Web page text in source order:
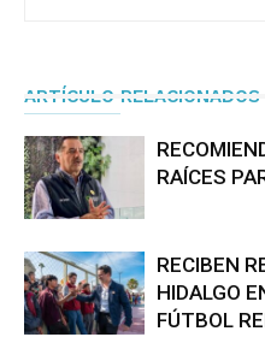
ARTÍCULO RELACIONADOS
RAÍCES
RECIBEN
HIDALGO
FÚTBOL